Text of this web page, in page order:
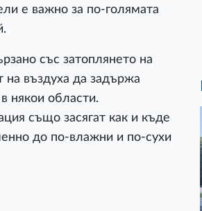
е важно за по-голямата
със затоплянето на
на въздуха да задържа
някои области.
също засягат как и къде
до по-влажни и по-сухи